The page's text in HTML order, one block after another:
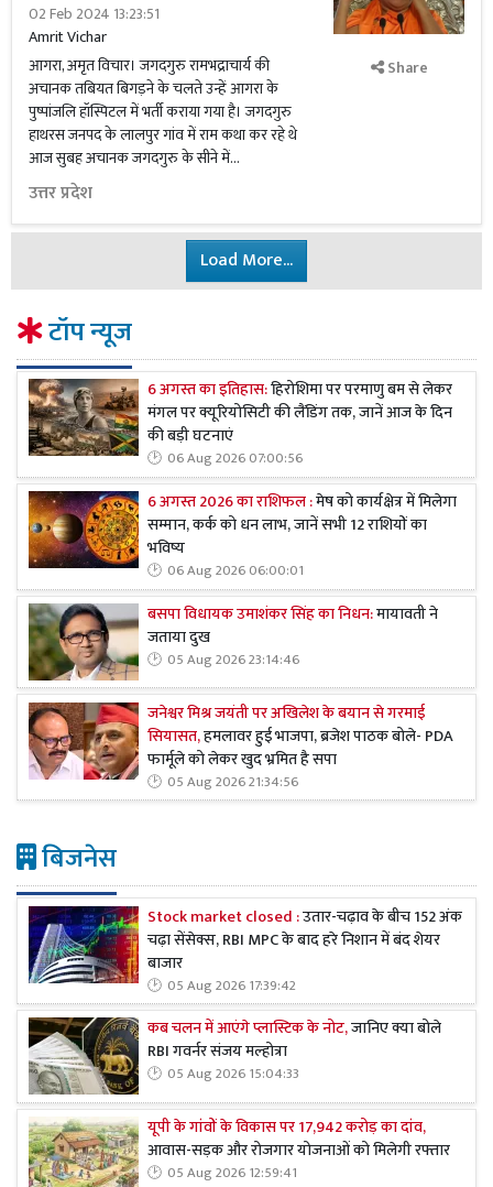
02 Feb 2024 13:23:51
Amrit Vichar
आगरा, अमृत विचार। जगदगुरु रामभद्राचार्य की
अचानक तबियत बिगड़ने के चलते उन्हें आगरा के
पुष्पांजलि हॉस्पिटल में भर्ती कराया गया है। जगदगुरु
हाथरस जनपद के लालपुर गांव में राम कथा कर रहे थे
आज सुबह अचानक जगदगुरु के सीने में...
उत्तर प्रदेश
Share
Load More...
टॉप न्यूज
6 अगस्त का इतिहास:हिरोशिमा पर परमाणु बम से लेकर
मंगल पर क्यूरियोसिटी की लैंडिंग तक, जानें आज के दिन
की बड़ी घटनाएं
06 Aug 2026 07:00:56
6 अगस्त 2026 का राशिफल :मेष को कार्यक्षेत्र में मिलेगा
सम्मान, कर्क को धन लाभ, जानें सभी 12 राशियों का
भविष्य
06 Aug 2026 06:00:01
बसपा विधायक उमाशंकर सिंह का निधन:मायावती ने
जताया दुख
05 Aug 2026 23:14:46
जनेश्वर मिश्र जयंती पर अखिलेश के बयान से गरमाई
सियासत,हमलावर हुई भाजपा, ब्रजेश पाठक बोले- PDA
फार्मूले को लेकर खुद भ्रमित है सपा
05 Aug 2026 21:34:56
बिजनेस
Stock market closed :उतार-चढ़ाव के बीच 152 अंक
चढ़ा सेंसेक्स, RBI MPC के बाद हरे निशान में बंद शेयर
बाजार
05 Aug 2026 17:39:42
कब चलन में आएंगे प्लास्टिक के नोट,जानिए क्या बोले
RBI गवर्नर संजय मल्होत्रा
05 Aug 2026 15:04:33
यूपी के गांवों के विकास पर 17,942 करोड़ का दांव,
आवास-सड़क और रोजगार योजनाओं को मिलेगी रफ्तार
05 Aug 2026 12:59:41